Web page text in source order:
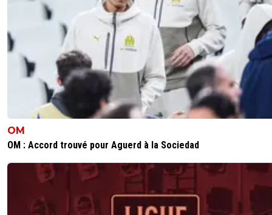
OM
OM : Accord trouvé pour Aguerd à la Sociedad